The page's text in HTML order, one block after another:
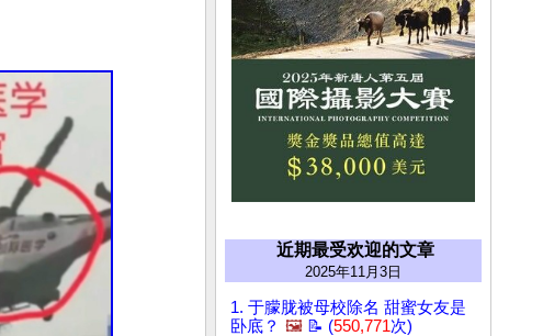
近期最受欢迎的文章
2025年11月3日
1. 于朦胧被母校除名 甜蜜女友是
卧底？ 🖼️ 📝 (550,771次)